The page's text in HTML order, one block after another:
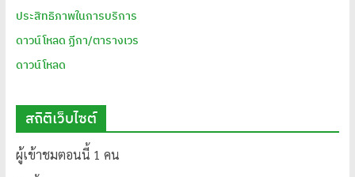
ประสิทธิภาพในการบริการ
ดาวน์โหลด ฏีกา/ตารางเวร
ดาวน์โหลด
สถิติเว็บไซต์
ผู้เข้าชมตอนนี้ 1 คน